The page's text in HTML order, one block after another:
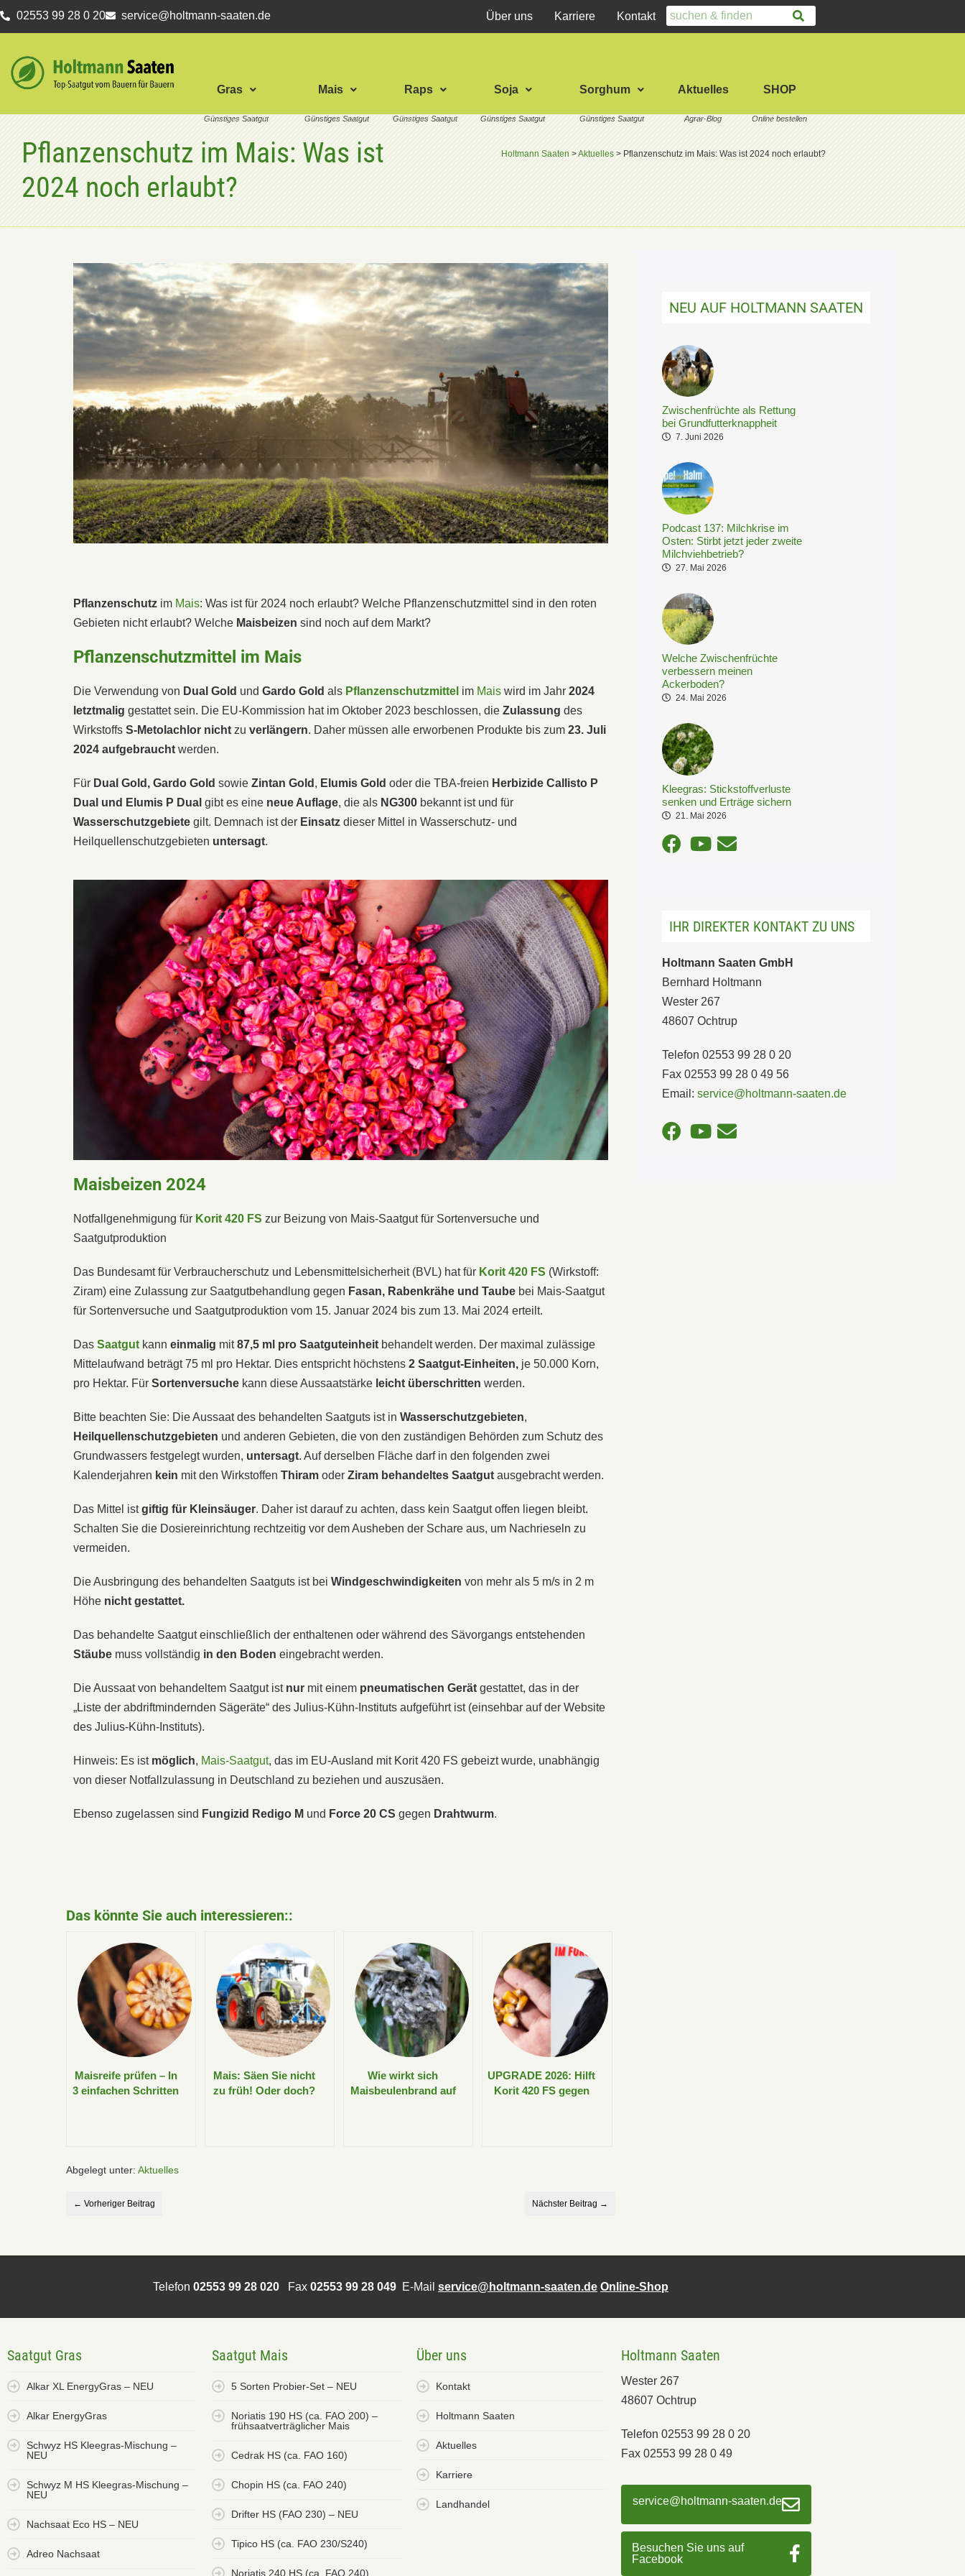
02553 99 28 0 20 service@holtmann-saaten.de Über uns Karriere Kontakt
Gras Mais Raps Soja Sorghum Aktuelles SHOP
Pflanzenschutz im Mais: Was ist
2024 noch erlaubt?
Holtmann Saaten>Aktuelles>Pflanzenschutz im Mais: Was ist 2024 noch erlaubt?
Pflanzenschutz im Mais: Was ist für 2024 noch erlaubt? Welche Pflanzenschutzmittel sind in den roten
Gebieten nicht erlaubt? Welche Maisbeizen sind noch auf dem Markt?
Pflanzenschutzmittel im Mais
Die Verwendung von Dual Gold und Gardo Gold als Pflanzenschutzmittel im Mais wird im Jahr 2024
letztmalig gestattet sein. Die EU-Kommission hat im Oktober 2023 beschlossen, die Zulassung des
Wirkstoffs S-Metolachlor nicht zu verlängern. Daher müssen alle erworbenen Produkte bis zum 23. Juli
2024 aufgebraucht werden.
Für Dual Gold, Gardo Gold sowie Zintan Gold , Elumis Gold oder die TBA-freien Herbizide Callisto P
Dual und Elumis P Dual gibt es eine neue Auflage, die als NG300 bekannt ist und für
Wasserschutzgebiete gilt. Demnach ist der Einsatz dieser Mittel in Wasserschutz- und
Heilquellenschutzgebieten untersagt.
Maisbeizen 2024
Notfallgenehmigung für Korit 420 FS zur Beizung von Mais-Saatgut für Sortenversuche und
Saatgutproduktion
Das Bundesamt für Verbraucherschutz und Lebensmittelsicherheit (BVL) hat für Korit 420 FS (Wirkstoff:
Ziram) eine Zulassung zur Saatgutbehandlung gegen Fasan, Rabenkrähe und Taube bei Mais-Saatgut
für Sortenversuche und Saatgutproduktion vom 15. Januar 2024 bis zum 13. Mai 2024 erteilt.
Das Saatgut kann einmalig mit87,5 ml pro Saatguteinheit behandelt werden. Der maximal zulässige
Mittelaufwand beträgt 75 ml pro Hektar. Dies entspricht höchstens 2 Saatgut-Einheiten, je 50.000 Korn,
pro Hektar. Für Sortenversuche kann diese Aussaatstärke leicht überschritten werden.
Bitte beachten Sie: Die Aussaat des behandelten Saatguts ist in Wasserschutzgebieten,
Heilquellenschutzgebieten und anderen Gebieten, die von den zuständigen Behörden zum Schutz des
Grundwassers festgelegt wurden, untersagt. Auf derselben Fläche darf in den folgenden zwei
Kalenderjahren kein mit den Wirkstoffen Thiram oder Ziram behandeltes Saatgut ausgebracht werden.
Das Mittel istgiftig für Kleinsäuger. Daher ist darauf zu achten, dass kein Saatgut offen liegen bleibt.
Schalten Sie die Dosiereinrichtung rechtzeitig vor dem Ausheben der Schare aus, um Nachrieseln zu
vermeiden.
Die Ausbringung des behandelten Saatguts ist bei Windgeschwindigkeiten von mehr als 5 m/s in 2 m
Höhe nicht gestattet.
Das behandelte Saatgut einschließlich der enthaltenen oder während des Sävorgangs entstehenden
Stäube muss vollständig in den Boden eingebracht werden.
Die Aussaat von behandeltem Saatgut ist nur mit einem pneumatischen Gerät gestattet, das in der
„Liste der abdriftmindernden Sägeräte“ des Julius-Kühn-Instituts aufgeführt ist (einsehbar auf der Website
des Julius-Kühn-Instituts).
Hinweis: Es ist möglich, Mais-Saatgut, das im EU-Ausland mit Korit 420 FS gebeizt wurde, unabhängig
von dieser Notfallzulassung in Deutschland zu beziehen und auszusäen.
Ebenso zugelassen sind Fungizid Redigo M und Force 20 CS gegen Drahtwurm.
Das könnte Sie auch interessieren::
Maisreife prüfen – In
3 einfachen Schritten
Mais: Säen Sie nicht
zu früh! Oder doch?
Wie wirkt sich
Maisbeulenbrand auf
UPGRADE 2026: Hilft
Korit 420 FS gegen
Abgelegt unter: Aktuelles
← Vorheriger Beitrag Nächster Beitrag →
NEU AUF HOLTMANN SAATEN
Zwischenfrüchte als Rettung
bei Grundfutterknappheit
7. Juni 2026
Podcast 137: Milchkrise im
Osten: Stirbt jetzt jeder zweite
Milchviehbetrieb?
27. Mai 2026
Welche Zwischenfrüchte
verbessern meinen
Ackerboden?
24. Mai 2026
Kleegras: Stickstoffverluste
senken und Erträge sichern
21. Mai 2026
IHR DIREKTER KONTAKT ZU UNS
Holtmann Saaten GmbH
Bernhard Holtmann
Wester 267
48607 Ochtrup
Telefon 02553 99 28 0 20
Fax 02553 99 28 0 49 56
Email: service@holtmann-saaten.de
Telefon 02553 99 28 020 Fax 02553 99 28 049 E-Mail service@holtmann-saaten.de Online-Shop
Saatgut Gras
Alkar XL EnergyGras – NEU
Alkar EnergyGras
Schwyz HS Kleegras-Mischung –
NEU
Schwyz M HS Kleegras-Mischung –
NEU
Nachsaat Eco HS – NEU
Adreo Nachsaat
Saatgut Mais
5 Sorten Probier-Set – NEU
Noriatis 190 HS (ca. FAO 200) –
frühsaatverträglicher Mais
Cedrak HS (ca. FAO 160)
Chopin HS (ca. FAO 240)
Drifter HS (FAO 230) – NEU
Tipico HS (ca. FAO 230/S240)
Noriatis 240 HS (ca. FAO 240)
Über uns
Kontakt
Holtmann Saaten
Aktuelles
Karriere
Landhandel
Holtmann Saaten
Wester 267
48607 Ochtrup
Telefon 02553 99 28 0 20
Fax 02553 99 28 0 49
service@holtmann-saaten.de
Besuchen Sie uns auf
Facebook